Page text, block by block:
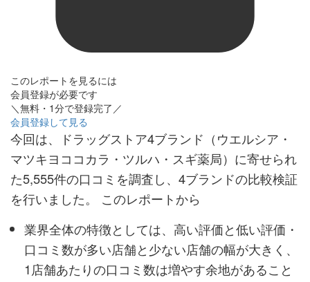
このレポートを見るには
会員登録が必要です
＼無料・1分で登録完了／
会員登録して見る
今回は、ドラッグストア4ブランド（ウエルシア・
マツキヨココカラ・ツルハ・スギ薬局）に寄せられ
た5,555件の口コミを調査し、4ブランドの比較検証
を行いました。 このレポートから
業界全体の特徴としては、高い評価と低い評価・
口コミ数が多い店舗と少ない店舗の幅が大きく、
1店舗あたりの口コミ数は増やす余地があること